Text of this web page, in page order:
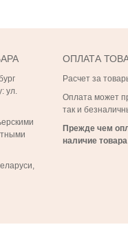
ул.
ОПЛАТА
Расчет за
Оплата может
так и
Прежде чем
наличие